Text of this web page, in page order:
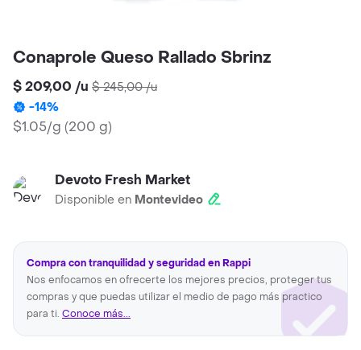
Conaprole Queso Rallado Sbrinz
$ 209,00 /u $ 245,00/u
-14%
$1.05/g (200 g)
Devoto Fresh Market
Disponible en Montevideo
Compra con tranquilidad y seguridad en Rappi
Nos enfocamos en ofrecerte los mejores precios, proteger tus
compras y que puedas utilizar el medio de pago más practico
para ti. Conoce más...